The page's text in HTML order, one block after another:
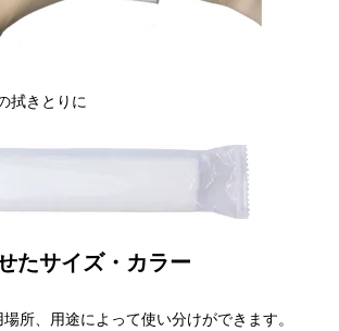
拭きとりに
たサイズ・カラー
所、用途によって使い分けができます。